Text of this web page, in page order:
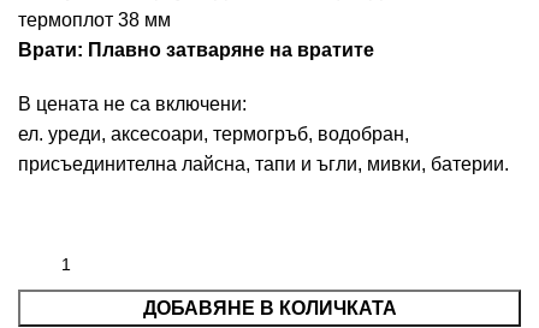
термоплот 38 мм
Врати: Плавно затваряне на вратите
В цената не са включени:
ел. уреди, аксесоари, термогръб, водобран,
присъединителна лайсна, тапи и ъгли, мивки, батерии.
ДОБАВЯНЕ В КОЛИЧКАТА